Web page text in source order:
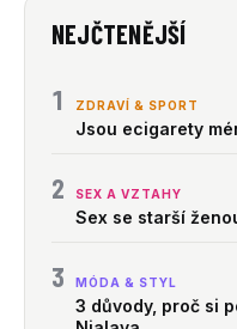
NEJČTENĚJŠÍ
1 ZDRAVÍ & SPORT
Jsou ecigarety
2 SEX A VZTAHY
Sex se starší
3 MÓDA & STYL
3 důvody, proč si